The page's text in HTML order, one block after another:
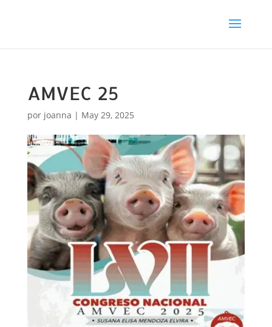
AMVEC 25
por joanna | May 29, 2025